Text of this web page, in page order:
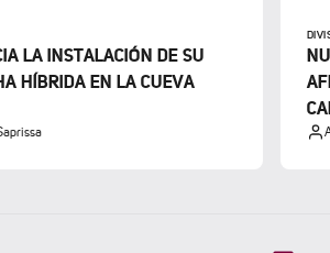
LA INSTALACIÓN DE SU
HÍBRIDA EN LA CUEVA